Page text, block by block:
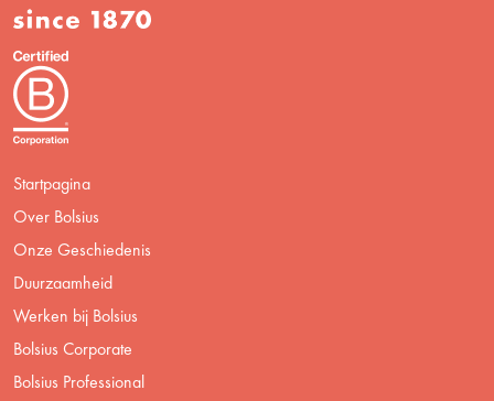
Startpagina
Over Bolsius
Onze Geschiedenis
Duurzaamheid
Werken bij Bolsius
Bolsius Corporate
Bolsius Professional